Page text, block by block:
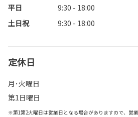
平日
9:30 - 18:00
土日祝
9:30 - 18:00
定休日
月･火曜日
第1日曜日
※第1第2火曜日は営業日となる場合がありますので、営